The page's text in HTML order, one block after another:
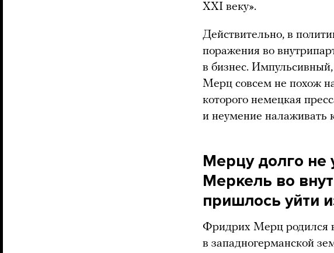
XXI веку».
Действительно, в
поражения во
в бизнес.
Мерц совсем не похож
которого немецкая
и неумение налаживать
Мерцу долго не
Меркель во
пришлось уйти
Фридрих Мерц родился
в западногерманской